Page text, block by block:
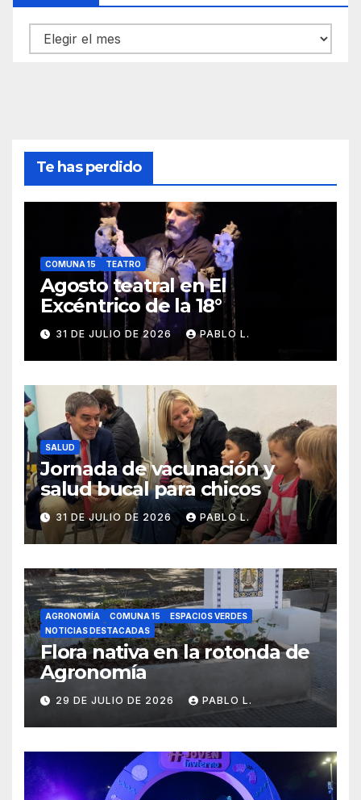
Archivos
Te has perdido
COMUNA 15 TEATRO
Agosto teatral en El
Excéntrico de la 18°
31 DE JULIO DE 2026 PABLO L.
SALUD
Jornada de vacunación y
salud bucal para chicos
31 DE JULIO DE 2026 PABLO L.
AGRONOMÍA COMUNA 15
ESPACIOS VERDES
NOTICIAS DESTACADAS
Flora nativa en la rotonda de
Agronomía
29 DE JULIO DE 2026 PABLO L.